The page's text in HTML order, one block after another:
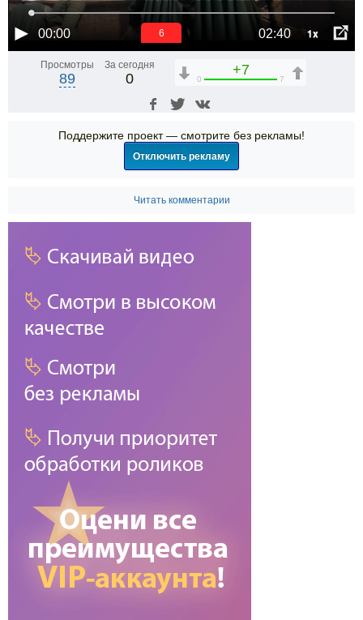
00:00 02:40 1x
6
Просмотры
89
За сегодня
0
+7
0 7
Поддержите проект — смотрите без рекламы!
Отключить рекламу
Читать комментарии